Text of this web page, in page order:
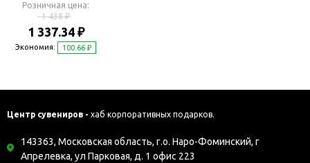
Розничная цена:
1 438 ₽
1 337.34 ₽
Экономия: 100.66 ₽
Центр сувениров - хаб корпоративных подарков.
143363, Московская область, г.о. Наро-Фоминский, г
Апрелевка, ул Парковая, д. 1 офис 223